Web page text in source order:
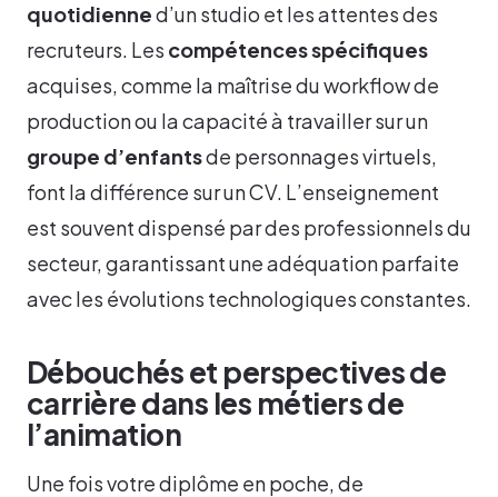
quotidienned’un studio et les attentes des
recruteurs. Les compétences spécifiques
acquises, comme la maîtrise du workflow de
production ou la capacité à travailler sur un
groupe d’enfantsde personnages virtuels,
font la différence sur un CV. L’enseignement
est souvent dispensé par des professionnels du
secteur, garantissant une adéquation parfaite
avec les évolutions technologiques constantes.
Débouchés et perspectives de
carrière dans les métiers de
l’animation
Une fois votre diplôme en poche, de